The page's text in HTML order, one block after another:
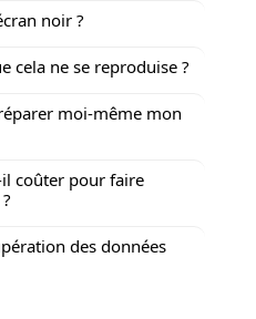
noir ?
cela ne se reproduise ?
moi-même mon
coûter pour faire
des données